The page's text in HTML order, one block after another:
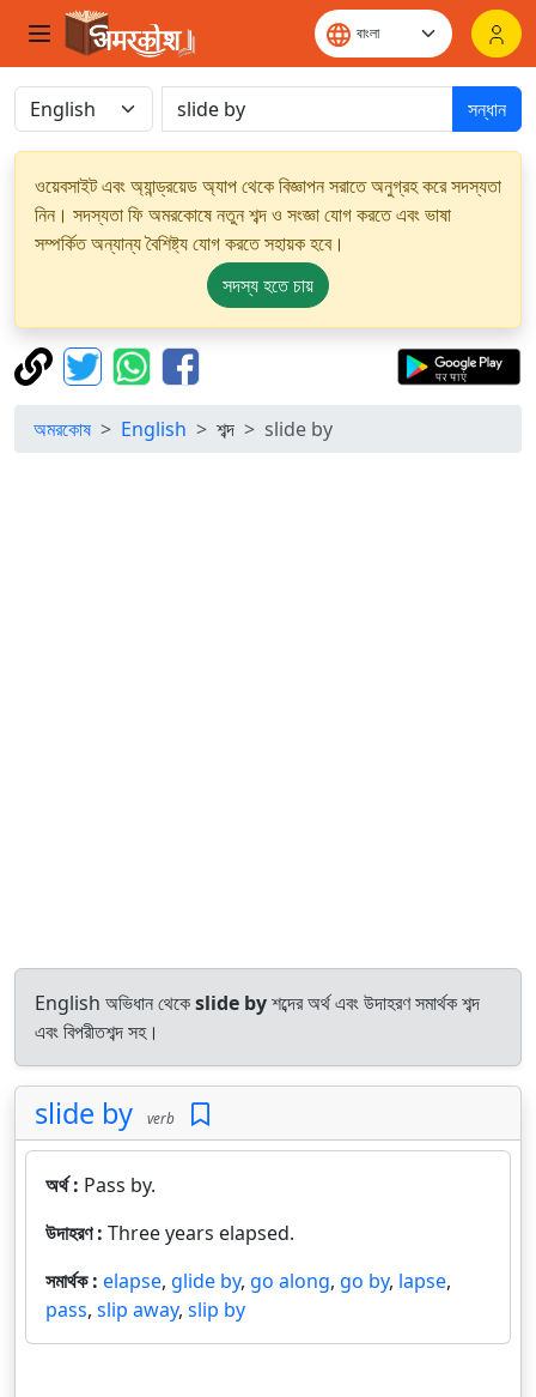
সন্ধান
ওয়েবসাইট এবং অ্যান্ড্রয়েড অ্যাপ থেকে বিজ্ঞাপন সরাতে অনুগ্রহ করে সদস্যতা
নিন। সদস্যতা ফি অমরকোষে নতুন শব্দ ও সংজ্ঞা যোগ করতে এবং ভাষা
সম্পর্কিত অন্যান্য বৈশিষ্ট্য যোগ করতে সহায়ক হবে।
সদস্য হতে চায়
অমরকোষ English শব্দ slide by
English অভিধান থেকেslide byশব্দের অর্থ এবং উদাহরণ সমার্থক শব্দ
এবং বিপরীতশব্দ সহ।
slide by verb
অর্থ : Pass by.
উদাহরণ : Three years elapsed.
সমার্থক : elapse, glide by, go along, go by, lapse,
pass, slip away, slip by